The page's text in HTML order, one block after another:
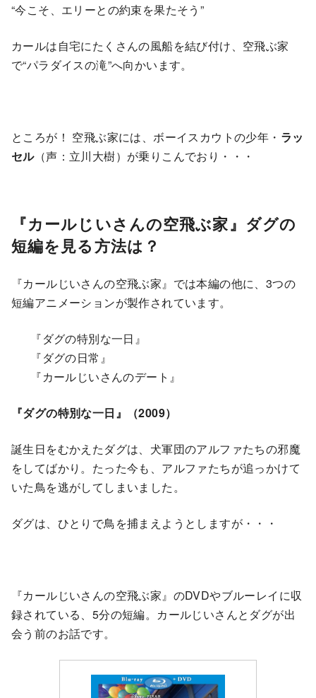
“今こそ、エリーとの約束を果たそう”
カールは自宅にたくさんの風船を結び付け、空飛ぶ家
で“パラダイスの滝”へ向かいます。
ところが！ 空飛ぶ家には、ボーイスカウトの少年・ ラッ
セル（声：立川大樹）が乗りこんでおり・・・
『カールじいさんの空飛ぶ家』ダグの
短編を見る方法は？
『カールじいさんの空飛ぶ家』では本編の他に、3つの
短編アニメーションが製作されています。
『ダグの特別な一日』
『ダグの日常』
『カールじいさんのデート』
『ダグの特別な一日』（2009）
誕生日をむかえたダグは、犬軍団のアルファたちの邪魔
をしてばかり。たった今も、アルファたちが追っかけて
いた鳥を逃がしてしまいました。
ダグは、ひとりで鳥を捕まえようとしますが・・・
『カールじいさんの空飛ぶ家』のDVDやブルーレイに収
録されている、5分の短編。カールじいさんとダグが出
会う前のお話です。